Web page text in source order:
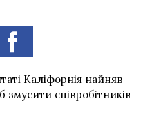
Каліфорнія найняв
співробітників